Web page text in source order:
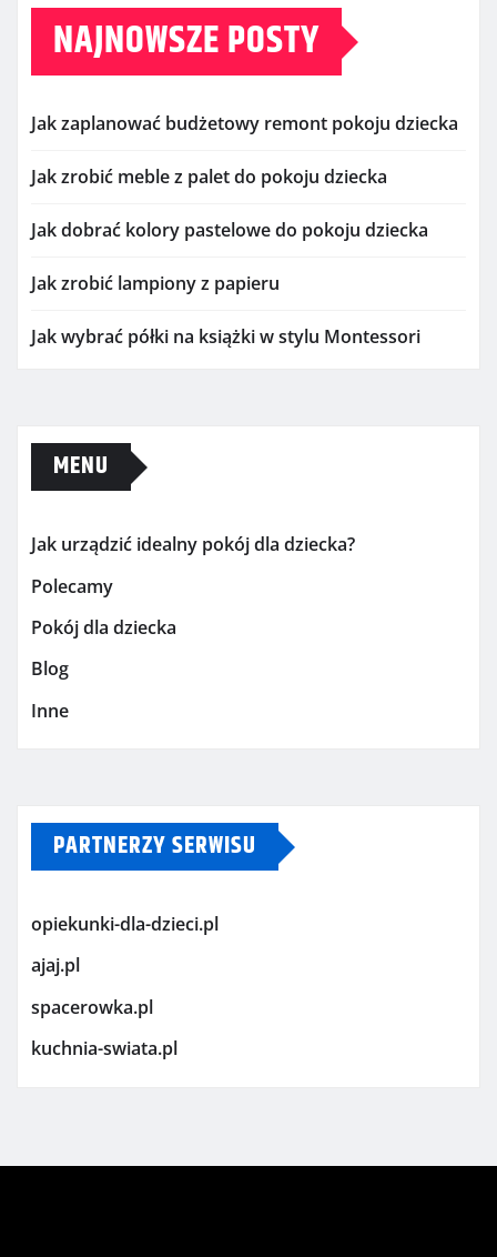
NAJNOWSZE POSTY
Jak zaplanować budżetowy remont pokoju dziecka
Jak zrobić meble z palet do pokoju dziecka
Jak dobrać kolory pastelowe do pokoju dziecka
Jak zrobić lampiony z papieru
Jak wybrać półki na książki w stylu Montessori
MENU
Jak urządzić idealny pokój dla dziecka?
Polecamy
Pokój dla dziecka
Blog
Inne
PARTNERZY SERWISU
opiekunki-dla-dzieci.pl
ajaj.pl
spacerowka.pl
kuchnia-swiata.pl